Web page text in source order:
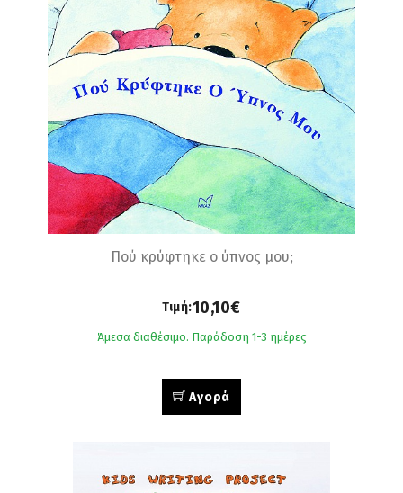
Πού κρύφτηκε ο ύπνος μου;
Τιμή:10,10€
Άμεσα διαθέσιμο. Παράδοση 1-3 ημέρες
Αγορά